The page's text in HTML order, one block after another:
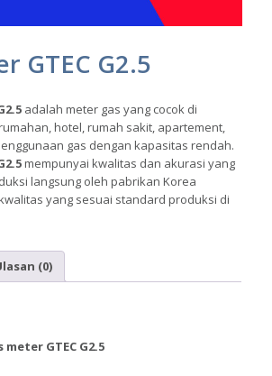
GTEC G2.5
adalah meter gas yang cocok di
hotel, rumah sakit, apartement,
gas dengan kapasitas rendah.
mempunyai kwalitas dan akurasi yang
langsung oleh pabrikan Korea
yang sesuai standard produksi di
(0)
GTEC G2.5